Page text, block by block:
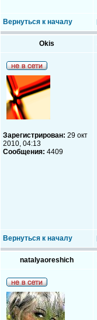
Вернуться к началу
Okis
Зарегистрирован: 29 окт
2010, 04:13
Сообщения: 4409
Вернуться к началу
natalyaoreshich